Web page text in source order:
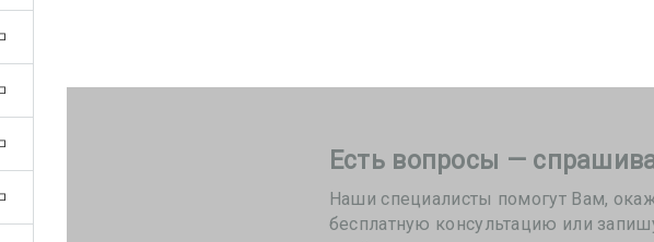
Есть вопросы —
Наши специалисты помогут Вам,
бесплатную консультацию или